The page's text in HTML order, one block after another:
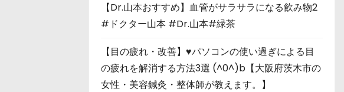
【Dr.山本おすすめ】血管がサラサラになる飲み物2
#ドクター山本 #Dr.山本#緑茶
【目の疲れ・改善】♥パソコンの使い過ぎによる目
の疲れを解消する方法3選 (^0^)b【大阪府茨木市の
女性・美容鍼灸・整体師が教えます。】